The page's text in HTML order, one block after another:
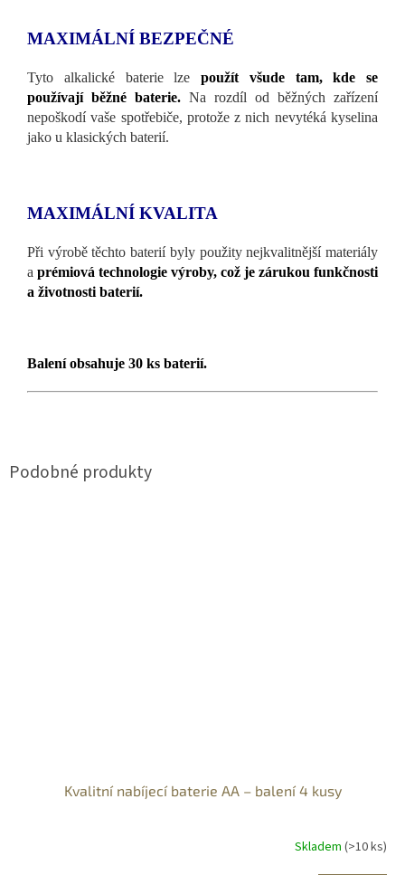
MAXIMÁLNÍ BEZPEČNÉ
Tyto alkalické baterie lze použít všude tam, kde se
používají běžné baterie. Na rozdíl od běžných zařízení
nepoškodí vaše spotřebiče, protože z nich nevytéká kyselina
jako u klasických baterií.
MAXIMÁLNÍ KVALITA
Při výrobě těchto baterií byly použity nejkvalitnější materiály
a prémiová technologie výroby, což je zárukou funkčnosti
a životnosti baterií.
Balení obsahuje 30 ks baterií.
Kvalitní nabíjecí baterie AA – balení 4 kusy
Skladem (>10 ks)